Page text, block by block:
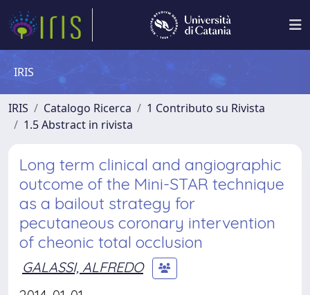
IRIS
IRIS Catalogo Ricerca
1 Contributo su Rivista
1.5 Abstract in rivista
Long term clinical and angiographic
outcome of the Mini-STAR technique
as a bailout strategy for
pecutaneous coronary intervention
of cheonic total occlusion
GALASSI, ALFREDO